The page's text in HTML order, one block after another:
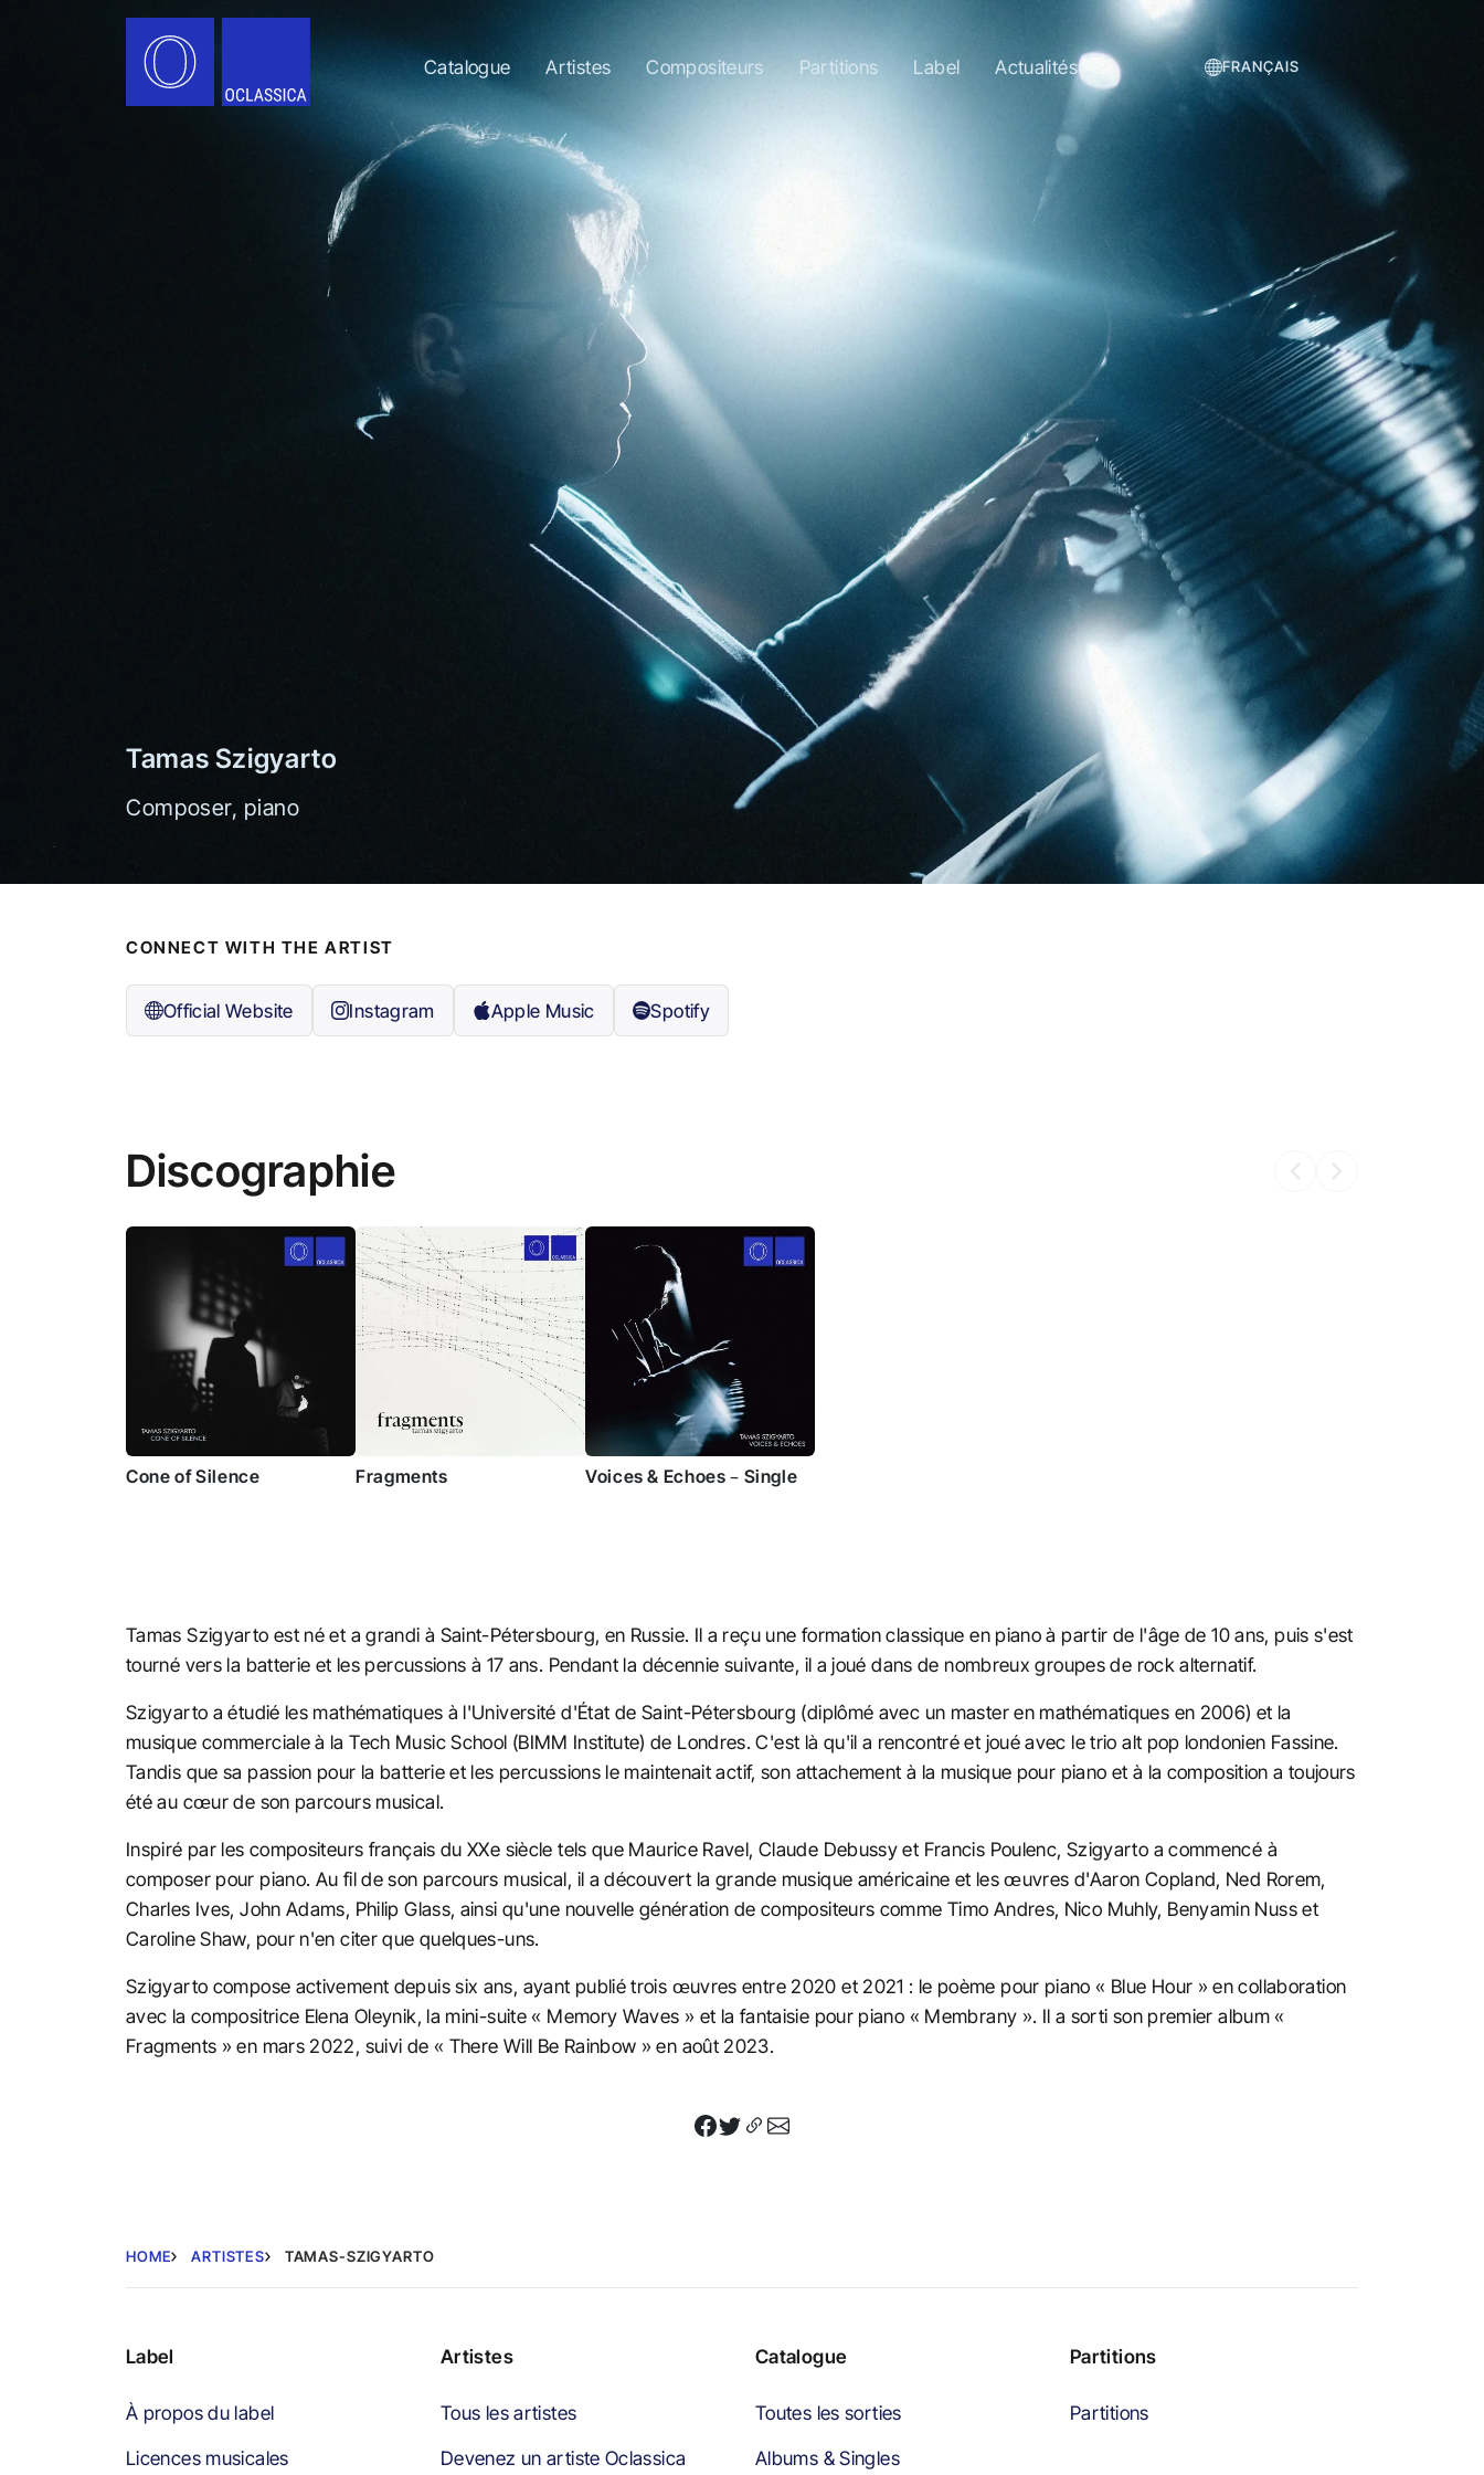
Catalogue Artistes Compositeurs Partitions Label Actualités FRANÇAIS
Tamas Szigyarto
Composer, piano
CONNECT WITH THE ARTIST
Official Website Instagram Apple Music Spotify
Discographie
Cone of Silence Fragments Voices & Echoes – Single
Tamas Szigyarto est né et a grandi à Saint-Pétersbourg, en Russie. Il a reçu une formation classique en piano à partir de l'âge de 10 ans, puis s'est
tourné vers la batterie et les percussions à 17 ans. Pendant la décennie suivante, il a joué dans de nombreux groupes de rock alternatif.
Szigyarto a étudié les mathématiques à l'Université d'État de Saint-Pétersbourg (diplômé avec un master en mathématiques en 2006) et la
musique commerciale à la Tech Music School (BIMM Institute) de Londres. C'est là qu'il a rencontré et joué avec le trio alt pop londonien Fassine.
Tandis que sa passion pour la batterie et les percussions le maintenait actif, son attachement à la musique pour piano et à la composition a toujours
été au cœur de son parcours musical.
Inspiré par les compositeurs français du XXe siècle tels que Maurice Ravel, Claude Debussy et Francis Poulenc, Szigyarto a commencé à
composer pour piano. Au fil de son parcours musical, il a découvert la grande musique américaine et les œuvres d'Aaron Copland, Ned Rorem,
Charles Ives, John Adams, Philip Glass, ainsi qu'une nouvelle génération de compositeurs comme Timo Andres, Nico Muhly, Benyamin Nuss et
Caroline Shaw, pour n'en citer que quelques-uns.
Szigyarto compose activement depuis six ans, ayant publié trois œuvres entre 2020 et 2021 : le poème pour piano « Blue Hour » en collaboration
avec la compositrice Elena Oleynik, la mini-suite « Memory Waves » et la fantaisie pour piano « Membrany ». Il a sorti son premier album «
Fragments » en mars 2022, suivi de « There Will Be Rainbow » en août 2023.
HOME ARTISTES TAMAS-SZIGYARTO
Label
À propos du label
Licences musicales
Artistes
Tous les artistes
Devenez un artiste Oclassica
Catalogue
Toutes les sorties
Albums & Singles
Partitions
Partitions